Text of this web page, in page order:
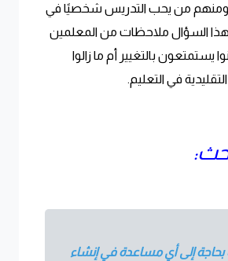
ومنهم من يحب التدريس شخصيًا في
السؤال ملاحظات من المعلمين
يستمتعون بالتغيير أم ما زالوا
في التعليم.
بحاجة إلى أي مساعدة في إنشاء